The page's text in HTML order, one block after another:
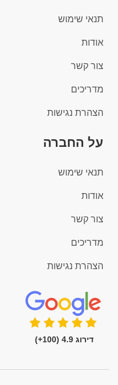
תנאי שימוש
אודות
צור קשר
מדריכים
הצהרת נגישות
על החברה
תנאי שימוש
אודות
צור קשר
מדריכים
הצהרת נגישות
דירוג 4.9 (100+)